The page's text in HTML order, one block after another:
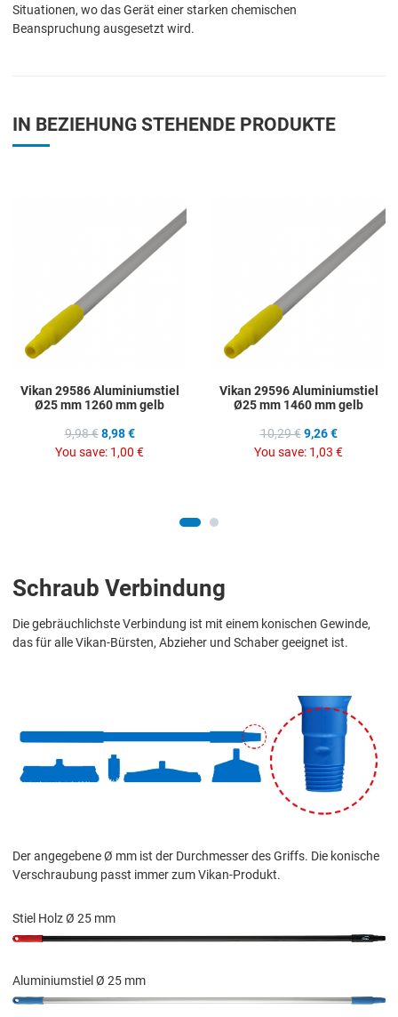
Situationen, wo das Gerät einer starken chemischen
Beanspruchung ausgesetzt wird.
IN BEZIEHUNG STEHENDE PRODUKTE
Vikan 29586 Aluminiumstiel
Ø25 mm 1260 mm gelb
9,98 € 8,98 €
You save: 1,00 €
Vikan 29596 Aluminiumstiel
Ø25 mm 1460 mm gelb
10,29 € 9,26 €
You save: 1,03 €
Schraub Verbindung
Die gebräuchlichste Verbindung ist mit einem konischen Gewinde,
das für alle Vikan-Bürsten, Abzieher und Schaber geeignet ist.
Der angegebene Ø mm ist der Durchmesser des Griffs. Die konische
Verschraubung passt immer zum Vikan-Produkt.
Stiel Holz Ø 25 mm
Aluminiumstiel Ø 25 mm